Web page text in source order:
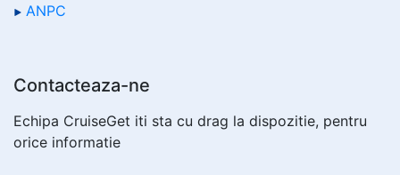
ANPC
Contacteaza-ne
Echipa CruiseGet iti sta cu drag la dispozitie, pentru
orice informatie